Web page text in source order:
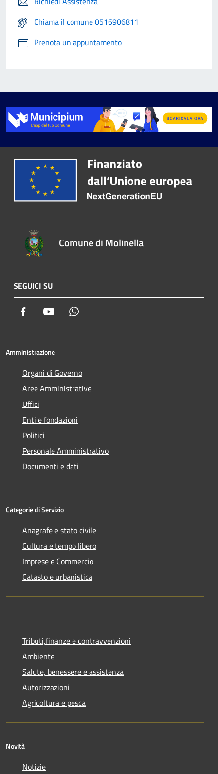
Chiama il comune 0516906811
Prenota un appuntamento
Comune di Molinella
SEGUICI SU
Facebook Youtube
Amministrazione
Organi di Governo
Aree Amministrative
Uffici
Enti e fondazioni
Politici
Personale Amministrativo
Documenti e dati
Categorie di Servizio
Anagrafe e stato civile
Cultura e tempo libero
Imprese e Commercio
Catasto e urbanistica
Tributi,finanze e contravvenzioni
Ambiente
Salute, benessere e assistenza
Autorizzazioni
Agricoltura e pesca
Novità
Notizie